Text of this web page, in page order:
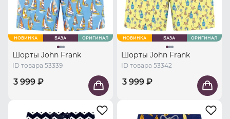
НОВИНКА БАЗА ОРИГИНАЛ
Шорты John Frank
ID товара 53339
3 999 ₽
НОВИНКА БАЗА ОРИГИНАЛ
Шорты John Frank
ID товара 53342
3 999 ₽